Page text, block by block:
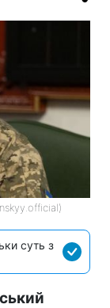
суть з